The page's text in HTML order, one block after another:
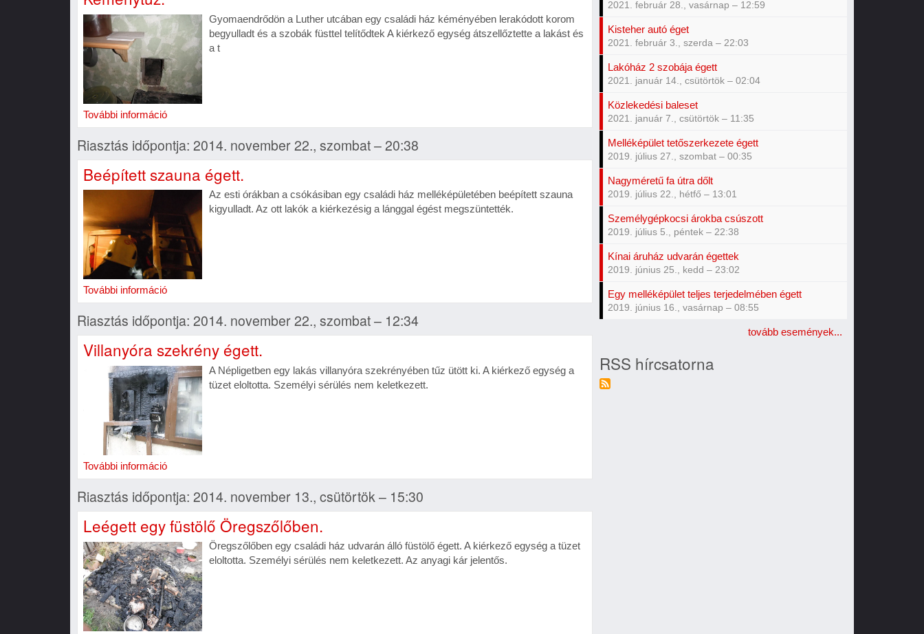
Gyomaendrődön a Luther utcában egy családi ház kéményében lerakódott korom
begyulladt és a szobák füsttel telítődtek A kiérkező egység átszellőztette a lakást és
a t
További információ
Riasztás időpontja: 2014. november 22., szombat – 20:38
Beépített szauna égett.
Az esti órákban a csókásiban egy családi ház melléképületében beépített szauna
kigyulladt. Az ott lakók a kiérkezésig a lánggal égést megszüntették.
További információ
Riasztás időpontja: 2014. november 22., szombat – 12:34
Villanyóra szekrény égett.
A Népligetben egy lakás villanyóra szekrényében tűz ütött ki. A kiérkező egység a
tüzet eloltotta. Személyi sérülés nem keletkezett.
További információ
Riasztás időpontja: 2014. november 13., csütörtök – 15:30
Leégett egy füstölő Öregszőlőben.
Öregszőlőben egy családi ház udvarán álló füstölő égett. A kiérkező egység a tüzet
eloltotta. Személyi sérülés nem keletkezett. Az anyagi kár jelentős.
2021. február 28., vasárnap – 12:59
Kisteher autó éget
2021. február 3., szerda – 22:03
Lakóház 2 szobája égett
2021. január 14., csütörtök – 02:04
Közlekedési baleset
2021. január 7., csütörtök – 11:35
Melléképület tetőszerkezete égett
2019. július 27., szombat – 00:35
Nagyméretű fa útra dőlt
2019. július 22., hétfő – 13:01
Személygépkocsi árokba csúszott
2019. július 5., péntek – 22:38
Kínai áruház udvarán égettek
2019. június 25., kedd – 23:02
Egy melléképület teljes terjedelmében égett
2019. június 16., vasárnap – 08:55
tovább események...
RSS hírcsatorna